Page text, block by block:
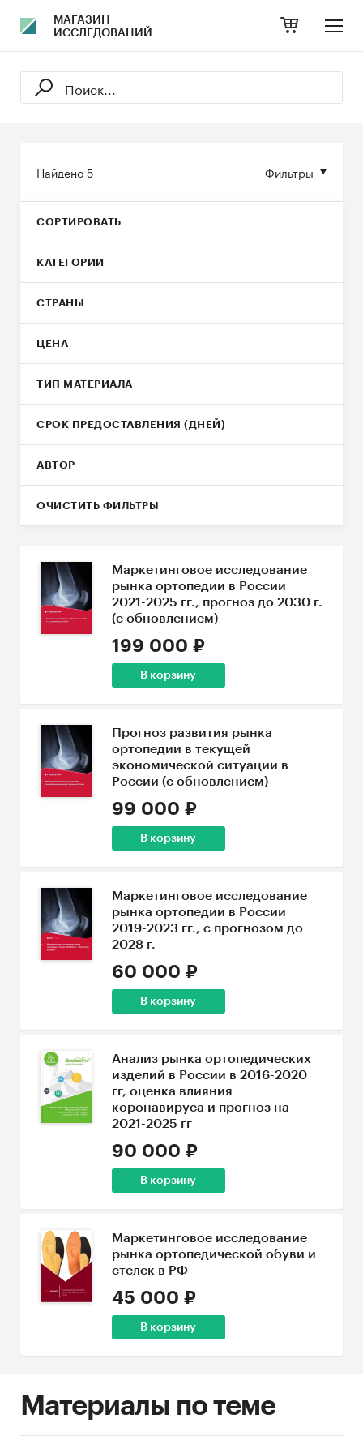
МАГАЗИН
ИССЛЕДОВАНИЙ
Фильтры
Найдено5
СОРТИРОВАТЬ
КАТЕГОРИИ
СТРАНЫ
ЦЕНА
ТИП МАТЕРИАЛА
СРОК ПРЕДОСТАВЛЕНИЯ (ДНЕЙ)
АВТОР
ОЧИСТИТЬ ФИЛЬТРЫ
Маркетинговое исследование
рынка ортопедии в России
2021-2025 гг., прогноз до 2030 г.
(с обновлением)
199 000 ₽
В корзину
Прогноз развития рынка
ортопедии в текущей
экономической ситуации в
России (с обновлением)
99 000 ₽
В корзину
Маркетинговое исследование
рынка ортопедии в России
2019-2023 гг., с прогнозом до
2028 г.
60 000 ₽
В корзину
Анализ рынка ортопедических
изделий в России в 2016-2020
гг, оценка влияния
коронавируса и прогноз на
2021-2025 гг
90 000 ₽
В корзину
Маркетинговое исследование
рынка ортопедической обуви и
стелек в РФ
45 000 ₽
В корзину
Материалы по теме